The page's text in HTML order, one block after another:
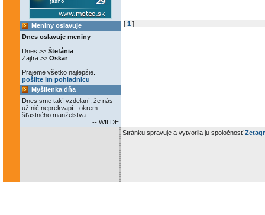
Meniny oslavuje
Dnes oslavuje meniny
Dnes >> Štefánia
Zajtra >> Oskar
Prajeme všetko najlepšie.
pošlite im pohladnicu
Myšlienka dňa
Dnes sme takí vzdelaní, že nás
už nič neprekvapí - okrem
šťastného manželstva.
-- WILDE
[ 1 ]
Stránku spravuje a vytvorila ju spoločnosť